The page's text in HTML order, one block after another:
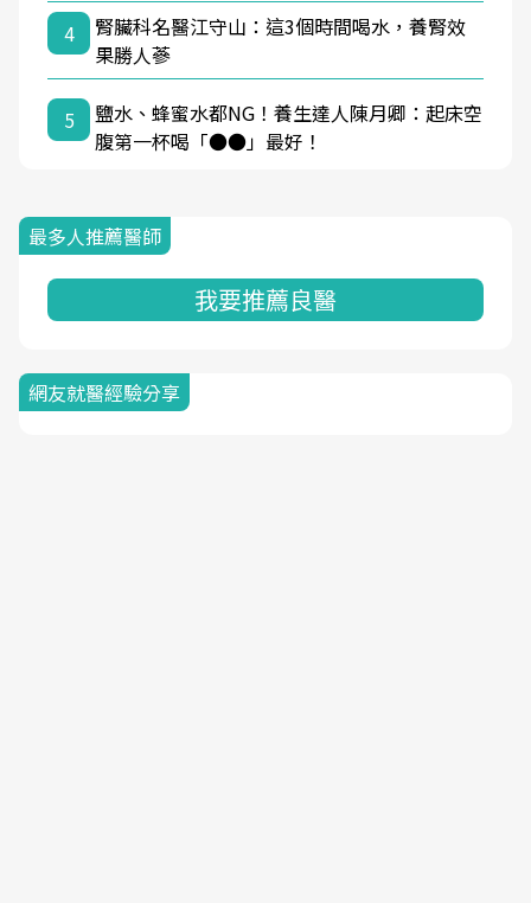
4
腎臟科名醫江守山：這3個時間喝水，養腎效
果勝人蔘
5
鹽水、蜂蜜水都NG！養生達人陳月卿：起床空
腹第一杯喝「●●」最好！
最多人推薦醫師
我要推薦良醫
網友就醫經驗分享